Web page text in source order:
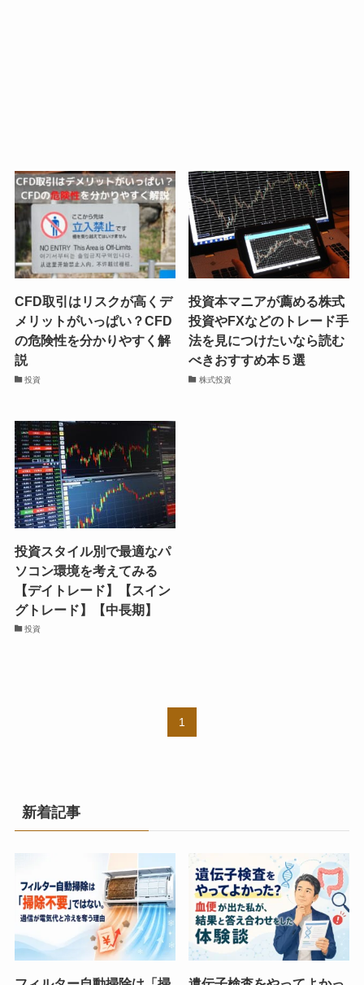
CFD取引はリスクが高くデ
メリットがいっぱい？CFD
の危険性を分かりやすく解
説
投資
投資本マニアが薦める株式
投資やFXなどのトレード手
法を見につけたいなら読む
べきおすすめ本５選
株式投資
投資スタイル別で最適なパ
ソコン環境を考えてみる
【デイトレード】【スイン
グトレード】【中長期】
投資
1
新着記事